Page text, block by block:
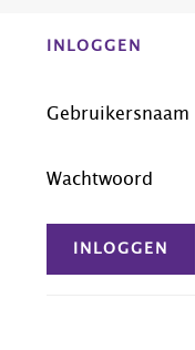
Before
INLOGGEN
Gebruikersnaam
Wachtwoord